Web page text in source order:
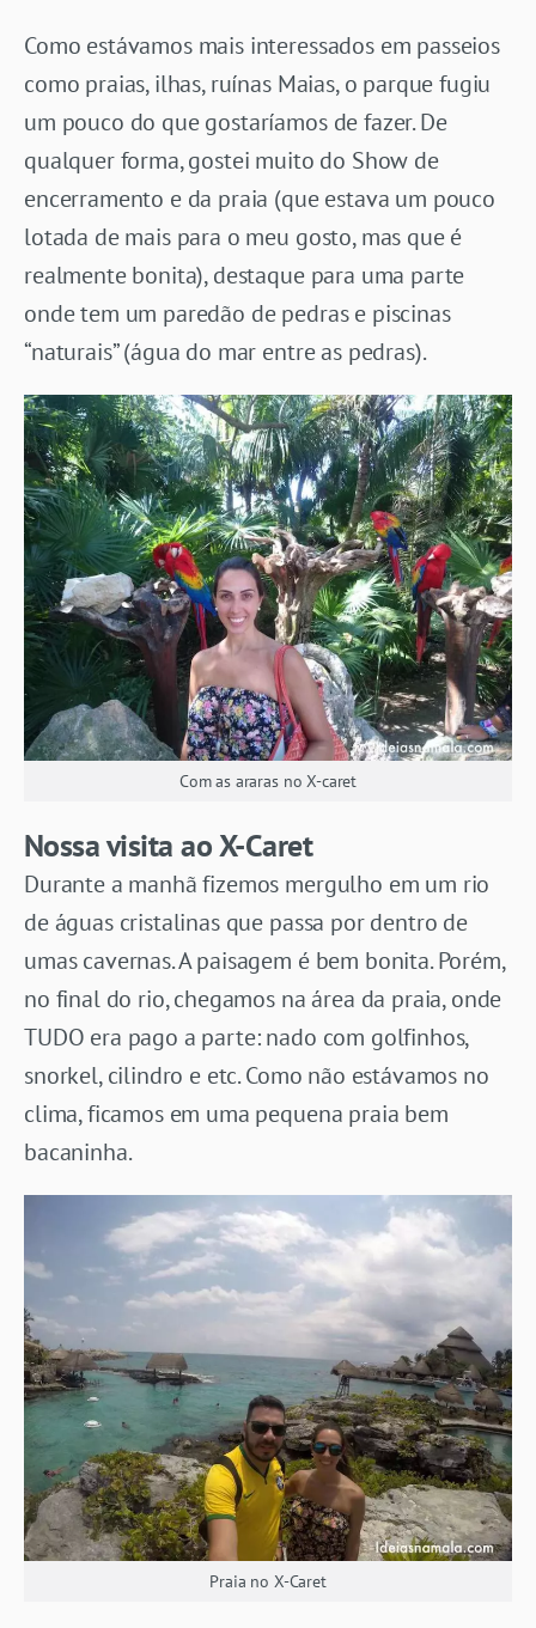
Como estávamos mais interessados em passeios
como praias, ilhas, ruínas Maias, o parque fugiu
um pouco do que gostaríamos de fazer. De
qualquer forma, gostei muito do Show de
encerramento e da praia (que estava um pouco
lotada de mais para o meu gosto, mas que é
realmente bonita), destaque para uma parte
onde tem um paredão de pedras e piscinas
“naturais” (água do mar entre as pedras).
Com as araras no X-caret
Nossa visita ao X-Caret
Durante a manhã fizemos mergulho em um rio
de águas cristalinas que passa por dentro de
umas cavernas. A paisagem é bem bonita. Porém,
no final do rio, chegamos na área da praia, onde
TUDO era pago a parte: nado com golfinhos,
snorkel, cilindro e etc. Como não estávamos no
clima, ficamos em uma pequena praia bem
bacaninha.
Praia no X-Caret